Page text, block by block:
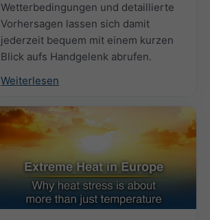
Wetterbedingungen und detaillierte
Vorhersagen lassen sich damit
jederzeit bequem mit einem kurzen
Blick aufs Handgelenk abrufen.
Weiterlesen